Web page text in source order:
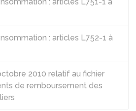
: articles L752-1 à
2010 relatif au fichier
de remboursement des